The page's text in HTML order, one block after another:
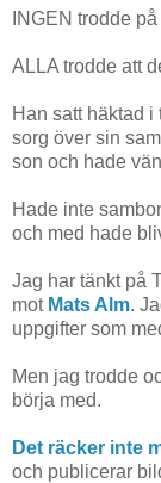
INGEN trodde
ALLA trodde att
Han satt häktad
sorg över sin
son och hade
Hade inte
och med hade
Jag har tänkt på
mot Mats Alm.
uppgifter som
Men jag trodde
börja med.
Det räcker inte
och publicerar